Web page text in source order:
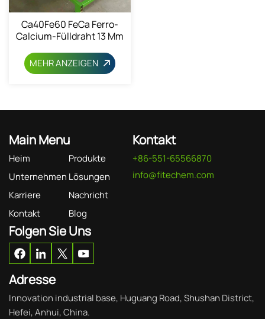
Ca40Fe60 FeCa Ferro-
Calcium-Fülldraht 13 Mm
MEHR ANZEIGEN
Main Menu
Heim
Produkte
Unternehmen Lösungen
Karriere
Nachricht
Kontakt
Blog
Kontakt
+86-551-65566870
info@fitechem.com
Folgen Sie Uns
Adresse
Innovation industrial base, Huguang Road, Shushan District,
Hefei, Anhui, China.